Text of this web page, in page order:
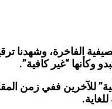
الفاخرة، وشهدنا
وكأنها “غير كافية”.
للآخرين ففي زمن